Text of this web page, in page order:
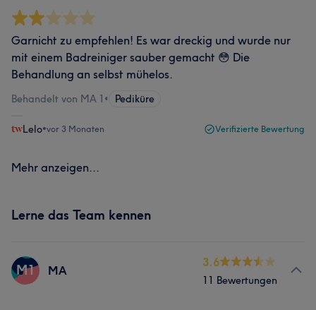
Garnicht zu empfehlen! Es war dreckig und wurde nur
mit einem Badreiniger sauber gemacht 😳 Die
Behandlung an selbst mühelos.
Behandelt von MA 1 • Pediküre
Lelo•vor 3 Monaten Verifizierte Bewertung
Mehr anzeigen...
Lerne das Team kennen
M1 MA
3.6
11 Bewertungen